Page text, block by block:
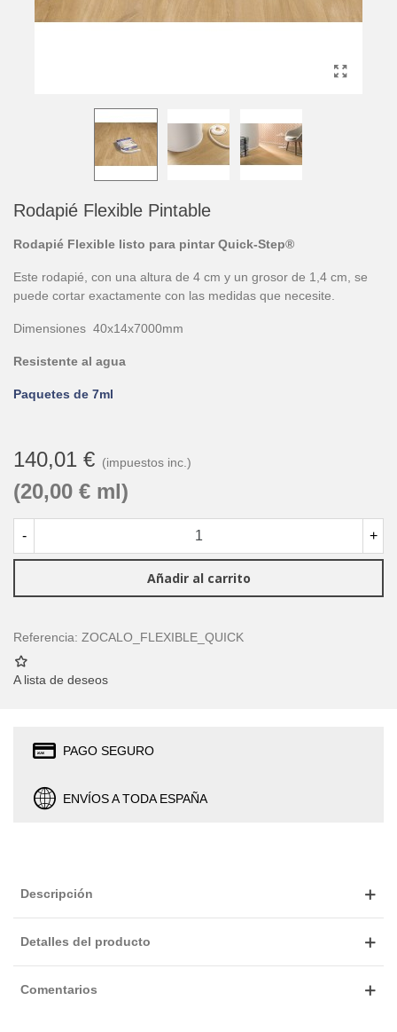
Rodapié Flexible Pintable
Rodapié Flexible listo para pintar Quick-Step®
Este rodapié, con una altura de 4 cm y un grosor de 1,4 cm, se
puede cortar exactamente con las medidas que necesite.
Dimensiones 40x14x7000mm
Resistente al agua
Paquetes de 7ml
140,01 € (impuestos inc.)
(20,00 € ml)
- +
Añadir al carrito
Referencia: ZOCALO_FLEXIBLE_QUICK
A lista de deseos
PAGO SEGURO
ENVÍOS A TODA ESPAÑA
Descripción
Detalles del producto
Comentarios